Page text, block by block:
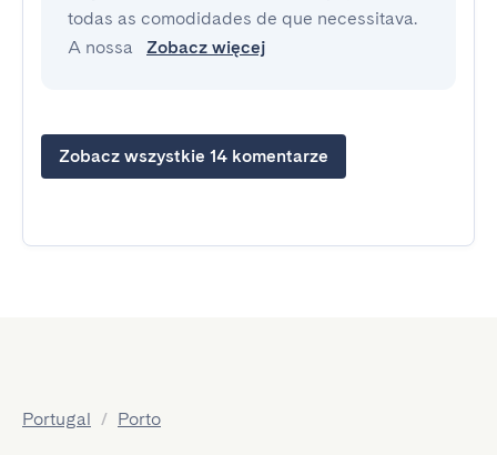
todas as comodidades de que necessitava.
A nossa
Zobacz więcej
Zobacz wszystkie 14 komentarze
Portugal / Porto